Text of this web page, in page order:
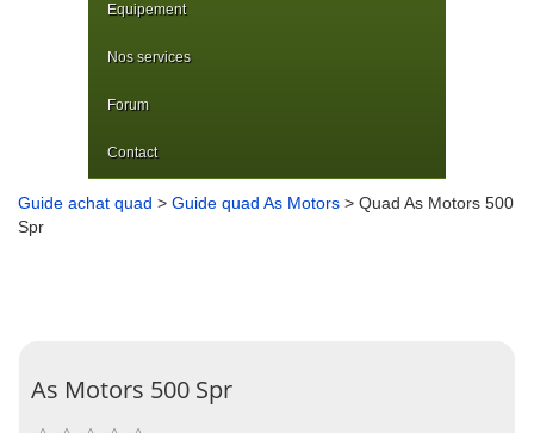
Equipement
Nos services
Forum
Contact
Guide achat quad > Guide quad As Motors > Quad As Motors 500
Spr
As Motors 500 Spr